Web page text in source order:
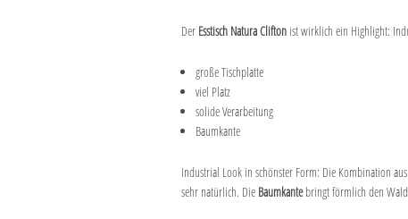
Der Esstisch Natura Clifton ist wirklich ein Highlight:
große Tischplatte
viel Platz
solide Verarbeitung
Baumkante
Industrial Look in schönster Form: Die Kombination aus
sehr natürlich. Die Baumkantebringt förmlich den